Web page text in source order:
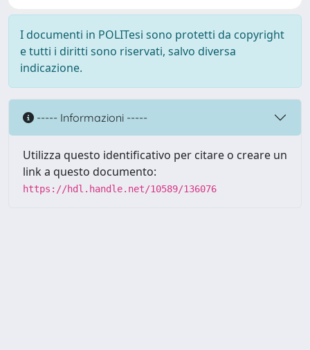
I documenti in POLITesi sono protetti da copyright
e tutti i diritti sono riservati, salvo diversa
indicazione.
----- Informazioni -----
Utilizza questo identificativo per citare o creare un
link a questo documento:
https://hdl.handle.net/10589/136076